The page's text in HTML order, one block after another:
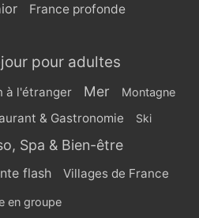
France profonde
pour adultes
à l'étranger Mer Montagne
& Gastronomie Ski
Spa & Bien-être
flash Villages de France
en groupe